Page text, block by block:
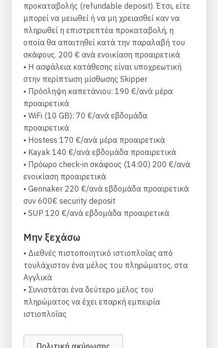
Batten main sail
GPS – Chart plotter
Wind & depth instruments
Autopilot
Electric windlass
Radio with AUX and Bluetooth connection
Bimini
Sprayhood
Dinghy with outboard engine
Inox gangway
Bowthruster
Solar panel
Air fans
Teak xockpit
Comfort
Refrigerator, Galley equipment, Oven, Dinghy,
water, Cockpit table, External shower, Solar
Navigation & Safety
Autopilot, Bow thruster, GPS, Chart Plotter, VHF,
Charts, Depth sounder, Electric windlass, Anchor
winch, Safety equipment, EPIRB, Life raft
προκαταβολής (refundable deposit). Έτσι, είτε
μπορεί να μειωθεί ή να μη χρειασθεί καν να
πληρωθεί η επιστρεπτέα προκαταβολή, η
οποία θα απαιτηθεί κατά την παραλαβή του
σκάφους. 200 € ανά ενοικίαση προαιρετικά
• Η ασφάλεια κατάθεσης είναι υποχρεωτική
στην περίπτωση μίσθωσης Skipper
• Πρόσληψη καπετάνιου: 190 €/ανά μέρα
προαιρετικά
• WiFi (10 GB): 70 €/ανά εβδομάδα
προαιρετικά
• Hostess 170 €/ανά μέρα προαιρετικά
• Kayak 140 €/ανά εβδομάδα προαιρετικά
• Πρόωρο check-in σκάφους (14:00) 200 €/ανά
ενοικίαση προαιρετικά
• Gennaker 220 €/ανά εβδομάδα προαιρετικά
συν 600€ security deposit
• SUP 120 €/ανά εβδομάδα προαιρετικά
Μην ξεχάσω
• Διεθνές πιστοποιητικό ιστιοπλοΐας από
τουλάχιστον ένα μέλος του πληρώματος, στα
Αγγλικά
• Συνιστάται ένα δεύτερο μέλος του
πληρώματος να έχει επαρκή εμπειρία
ιστιοπλοΐας
Πολιτική ακύρωσης